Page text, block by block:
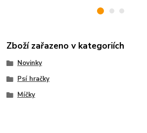
Zboží zařazeno v kategoriích
Novinky
Psí hračky
Míčky